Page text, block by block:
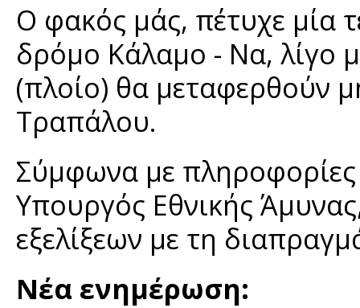
Ο φακός μάς, πέτυχε μία
δρόμο Κάλαμο - Να, λίγο
(πλοίο) θα μεταφερθούν
Τραπάλου.
Σύμφωνα με πληροφορίες
Υπουργός Εθνικής
εξελίξεων με τη
Νέα ενημέρωση: